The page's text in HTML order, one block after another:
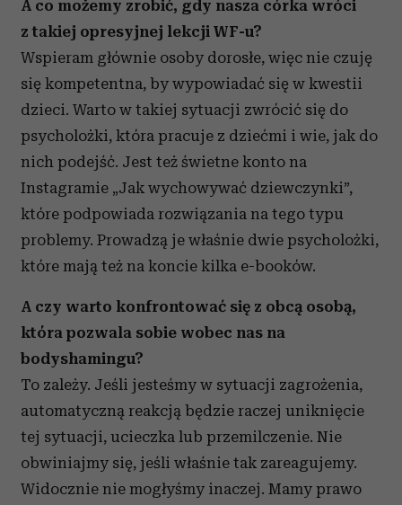
A co możemy zrobić, gdy nasza córka wróci
z takiej opresyjnej lekcji WF-u?
Wspieram głównie osoby dorosłe, więc nie czuję
się kompetentna, by wypowiadać się w kwestii
dzieci. Warto w takiej sytuacji zwrócić się do
psycholożki, która pracuje z dziećmi i wie, jak do
nich podejść. Jest też świetne konto na
Instagramie „Jak wychowywać dziewczynki”,
które podpowiada rozwiązania na tego typu
problemy. Prowadzą je właśnie dwie psycholożki,
które mają też na koncie kilka e-booków.
A czy warto konfrontować się z obcą osobą,
która pozwala sobie wobec nas na
bodyshamingu?
To zależy. Jeśli jesteśmy w sytuacji zagrożenia,
automatyczną reakcją będzie raczej uniknięcie
tej sytuacji, ucieczka lub przemilczenie. Nie
obwiniajmy się, jeśli właśnie tak zareagujemy.
Widocznie nie mogłyśmy inaczej. Mamy prawo